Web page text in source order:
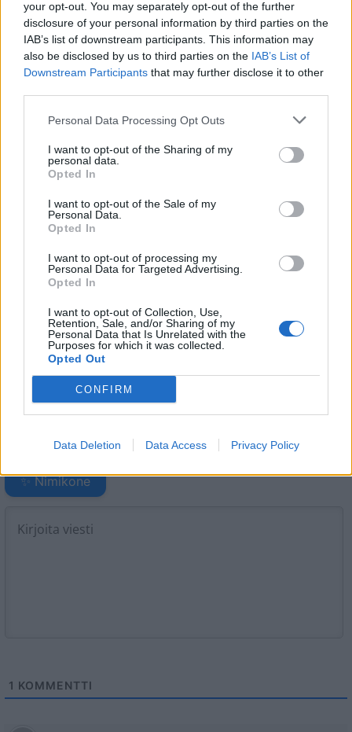
your opt-out. You may separately opt-out of the further
disclosure of your personal information by third parties on the
IAB’s list of downstream participants. This information may
also be disclosed by us to third parties on the IAB’s List of
Downstream Participants that may further disclose it to other
Personal Data Processing Opt Outs
I want to opt-out of the Sharing of my
personal data.
Opted In
I want to opt-out of the Sale of my
Personal Data.
Opted In
I want to opt-out of processing my
Personal Data for Targeted Advertising.
Opted In
I want to opt-out of Collection, Use,
Retention, Sale, and/or Sharing of my
Personal Data that Is Unrelated with the
Purposes for which it was collected.
Opted Out
CONFIRM
Data Deletion Data Access Privacy Policy
HENKILÖN NINA MIKKONEN (@NINAMIKKONENOFFICIAL) JAKAMA JULKAISU
Seuraa Gekkosta Instagramissa
Nina Mikkonen Törkyviesti
Kommenttiosio
Heräsikö ajatuksia? Kerro mielipiteesi.
sääntöihin.
✨ Nimikone
1 KOMMENTTI